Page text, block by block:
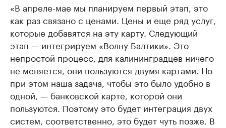
«В апреле-мае мы планируем первый этап, это
как раз связано с ценами. Цены и еще ряд услуг,
которые добавятся на эту карту. Следующий
этап — интегрируем «Волну Балтики». Это
непростой процесс, для калининградцев ничего
не меняется, они пользуются двумя картами. Но
при этом наша задача, чтобы это было удобно в
одной, — банковской карте, которой они
пользуются. Поэтому это будет интеграция двух
систем, соответственно, это будет чуть позже. В